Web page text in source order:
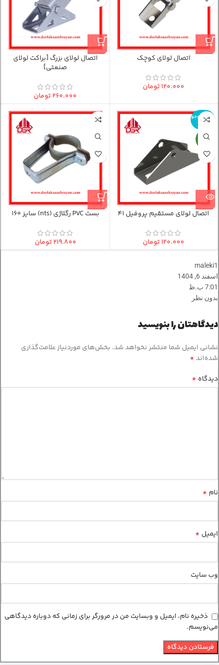
اتصال لولای کوچک
۱۲۰.۰۰۰تومان
اتصال لولای بزرگ [براکت لولای
صنعتی]
۲۶۰.۰۰۰تومان
اتمام موجو
دی
جدید
اتصال لولای مستقیم پروفیل 41
۱۲۰.۰۰۰تومان
بست PVC رگلاژی (nts) سایز 160
۲۱۹.۸۰۰تومان
maleki1
اسفند 6, 1404
7:01 ب.ظ
بدون نظر
دیدگاهتان را بنویسید
نشانی ایمیل شما منتشر نخواهد شد. بخش‌های موردنیاز علامت‌گذاری
شده‌اند*
دیدگاه *
نام *
ایمیل *
وب‌ سایت
ذخیره نام، ایمیل و وبسایت من در مرورگر برای زمانی که دوباره دیدگاهی
می‌نویسم.